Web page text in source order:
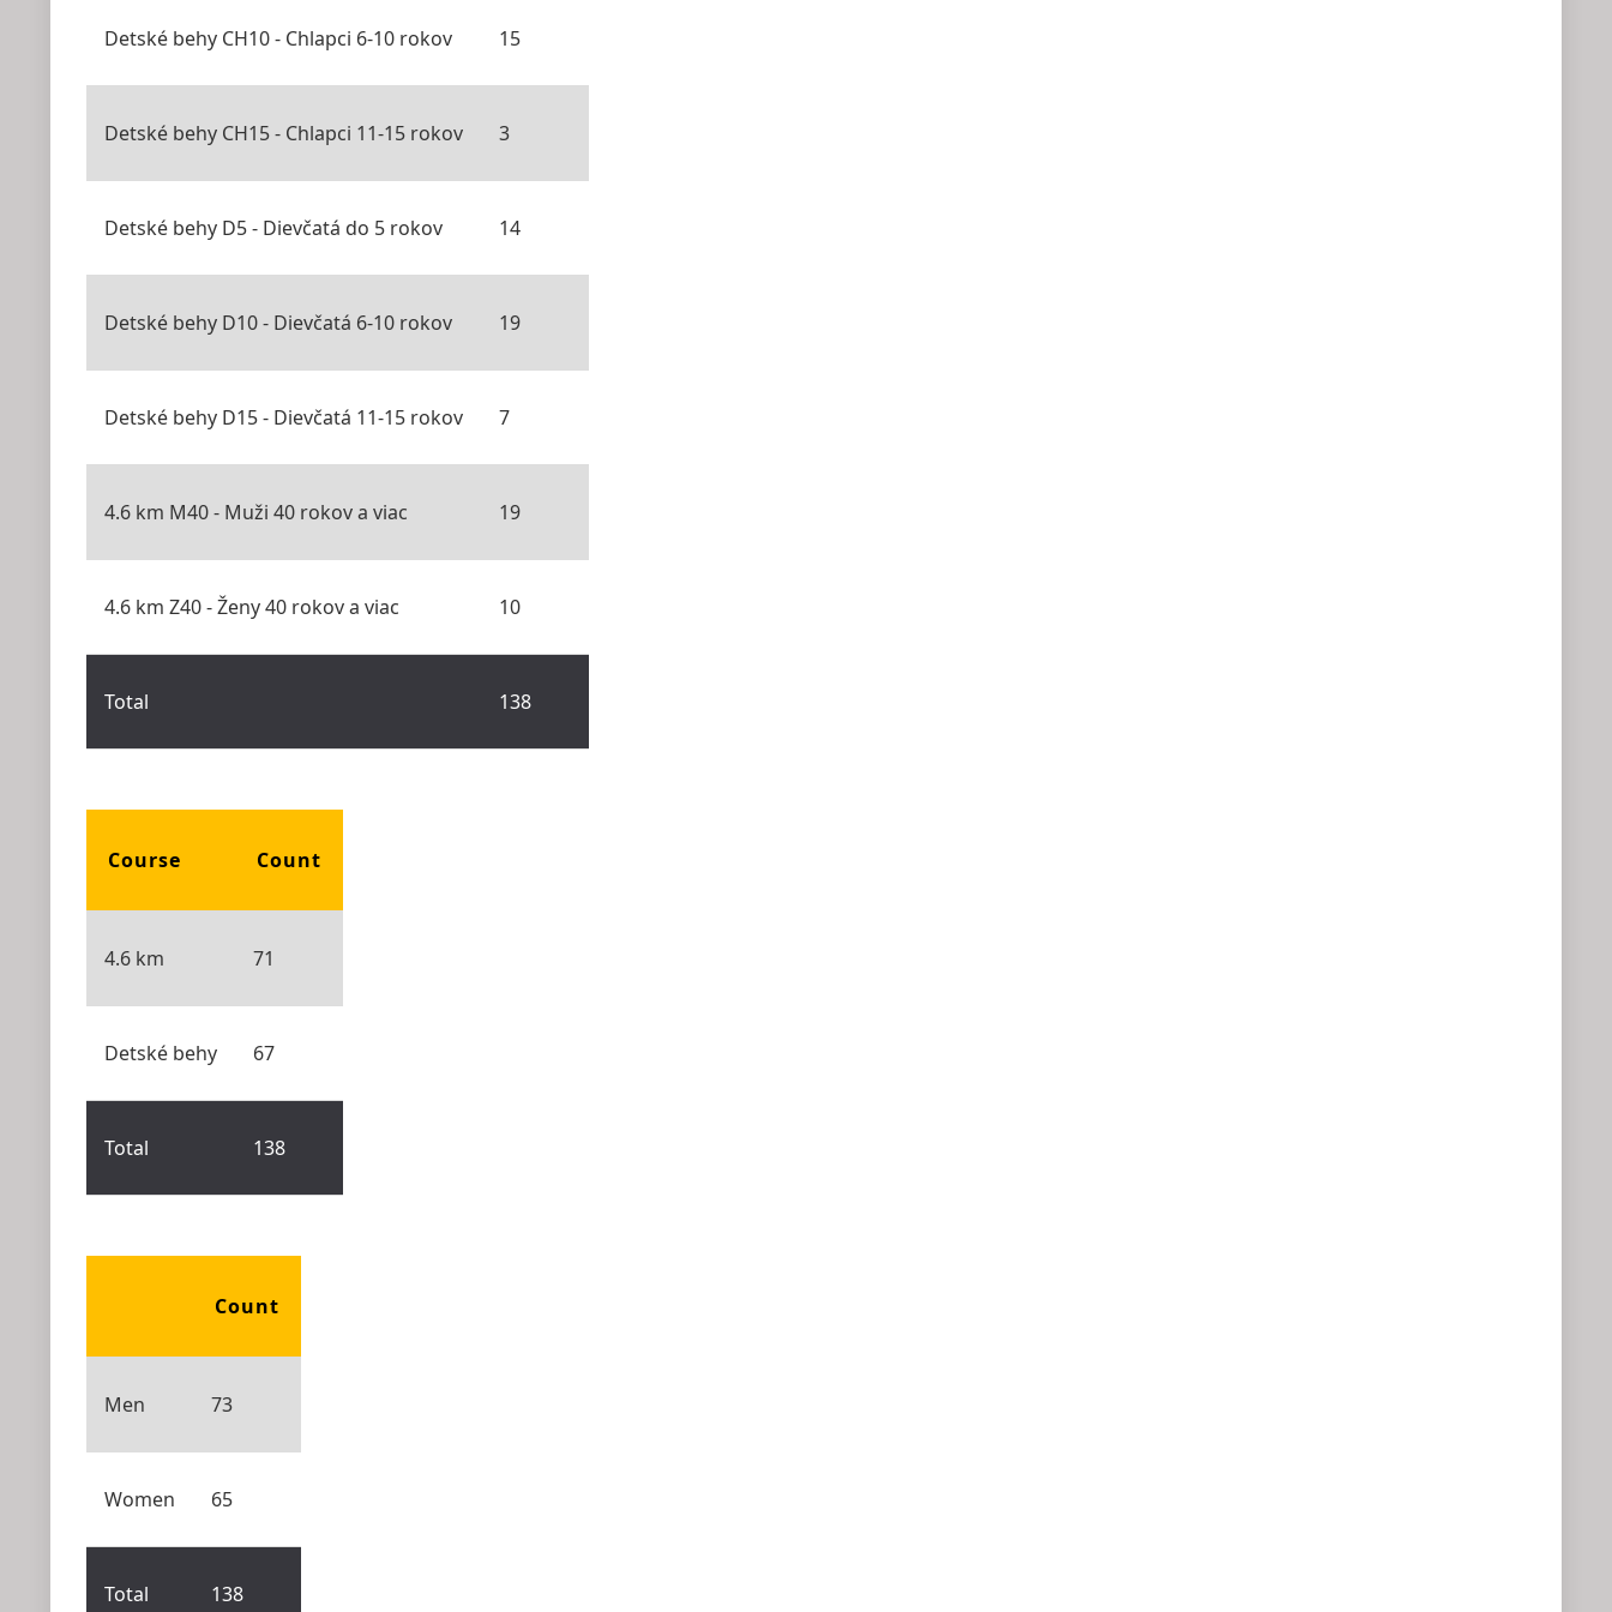
Detské behy CH10 - Chlapci 6-10 rokov 15
Detské behy CH15 - Chlapci 11-15 rokov 3
Detské behy D5 - Dievčatá do 5 rokov 14
Detské behy D10 - Dievčatá 6-10 rokov 19
Detské behy D15 - Dievčatá 11-15 rokov 7
4.6 km M40 - Muži 40 rokov a viac 19
4.6 km Z40 - Ženy 40 rokov a viac 10
Total 138
Course Count
4.6 km 71
Detské behy 67
Total 138
Count
Men 73
Women 65
Total 138